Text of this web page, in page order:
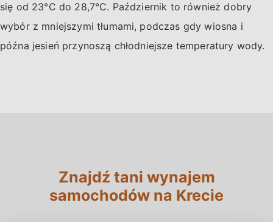
się od 23°C do 28,7°C. Październik to również dobry
wybór z mniejszymi tłumami, podczas gdy wiosna i
późna jesień przynoszą chłodniejsze temperatury wody.
Znajdź tani wynajem
samochodów na Krecie